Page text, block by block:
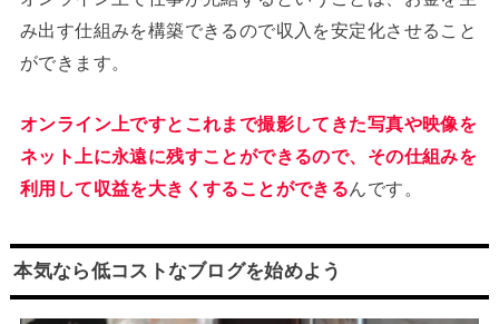
み出す仕組みを構築できるので収入を安定化させること
ができます。
オンライン上ですとこれまで撮影してきた写真や映像を
ネット上に永遠に残すことができるので、その仕組みを
利用して収益を大きくすることができるんです。
本気なら低コストなブログを始めよう